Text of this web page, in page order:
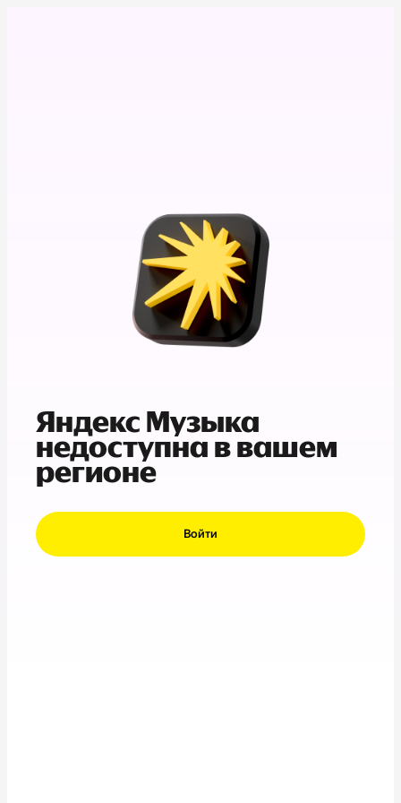
Яндекс Музыка
недоступна в вашем
регионе
Войти